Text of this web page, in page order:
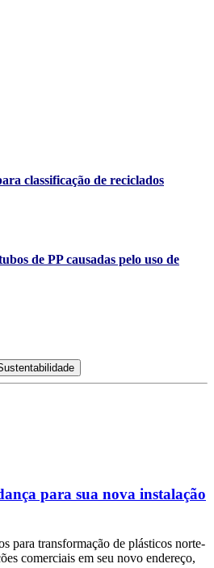
classificação de reciclados
de PP causadas pelo uso de
para sua nova instalação
para transformação de plásticos norte-
comerciais em seu novo endereço,